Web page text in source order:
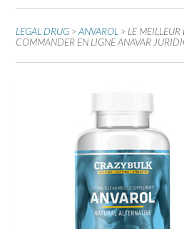
LEGAL DRUG >ANVAROL > LE
COMMANDER EN LIGNE ANAVAR